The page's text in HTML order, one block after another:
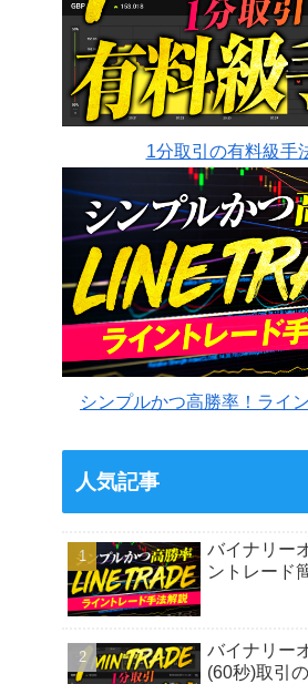
1分取引の有料級手
シンプルかつ高勝率！ライ
人気記事
バイナリー
ントレード
バイナリー
(60秒)取引